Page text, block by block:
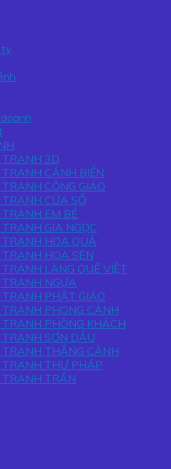
ty
TRANH 3D
CẢNH BIỂN
CÔNG GIÁO
CỬA SỔ
EM BÉ
GIA NGỌC
HOA QUẢ
HOA SEN
LÀNG QUÊ VIỆT
NGỰA
PHẬT GIÁO
PHONG CẢNH
PHÒNG KHÁCH
SƠN DẦU
THẮNG CẢNH
TRANH THƯ PHÁP
TRẦN